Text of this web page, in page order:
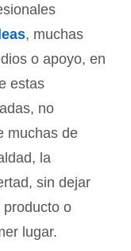
, muchas
o apoyo, en
estas
no
muchas de
la
sin dejar
o
lugar.